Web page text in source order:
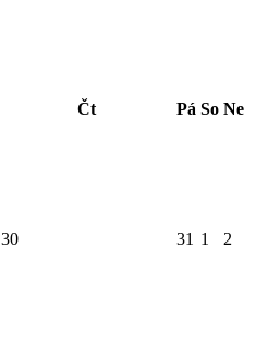
Čt Pá So Ne
30 31 1 2